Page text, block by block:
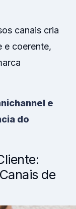
canais cria
e coerente,
e
do
de